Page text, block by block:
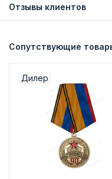
Отзывы клиентов
Сопутствующие
Дилер